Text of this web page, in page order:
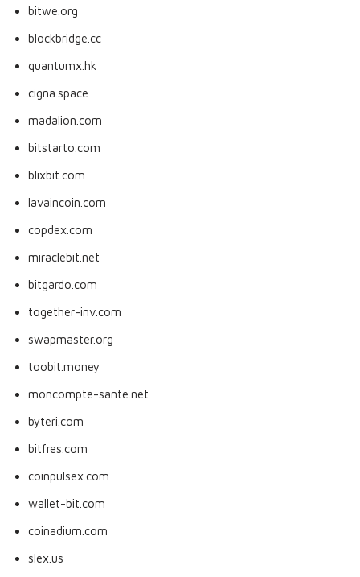
bitwe.org
blockbridge.cc
quantumx.hk
cigna.space
madalion.com
bitstarto.com
blixbit.com
lavaincoin.com
copdex.com
miraclebit.net
bitgardo.com
together-inv.com
swapmaster.org
toobit.money
moncompte-sante.net
byteri.com
bitfres.com
coinpulsex.com
wallet-bit.com
coinadium.com
slex.us